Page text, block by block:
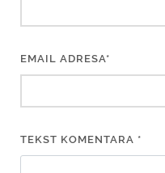
EMAIL ADRESA*
TEKST KOMENTARA *